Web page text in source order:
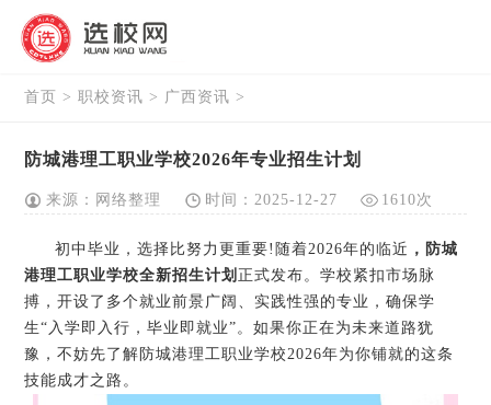
首页 >职校资讯 > 广西资讯 >
防城港理工职业学校2026年专业招生计划
来源：网络整理 时间：2025-12-27 1610次
初中毕业，选择比努力更重要!随着2026年的临近 ，防城
港理工职业学校全新招生计划 正式发布。学校紧扣市场脉
搏，开设了多个就业前景广阔、实践性强的专业，确保学
生“入学即入行，毕业即就业”。如果你正在为未来道路犹
豫，不妨先了解防城港理工职业学校2026年为你铺就的这条
技能成才之路。